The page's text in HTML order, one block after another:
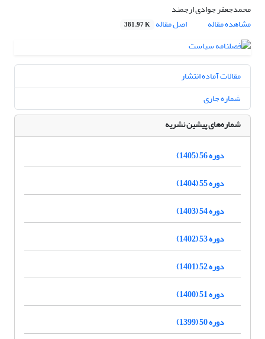
محمدجعفر جوادی ارجمند
مشاهده مقاله
اصل مقاله 381.97 K
مقالات آماده انتشار
شماره جاری
شماره‌های پیشین نشریه
دوره 56 (1405)
دوره 55 (1404)
دوره 54 (1403)
دوره 53 (1402)
دوره 52 (1401)
دوره 51 (1400)
دوره 50 (1399)